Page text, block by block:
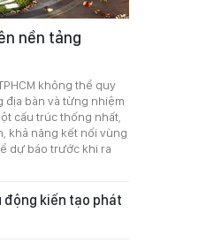
nền tảng
không thể quy
bàn và từng nhiệm
cấu trúc thống nhất,
khả năng kết nối vùng
dự báo trước khi ra
động kiến tạo phát